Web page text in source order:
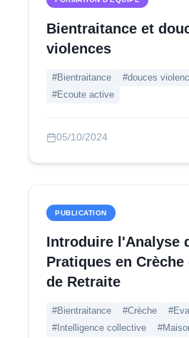
Bientraitance et
violences
#Bientraitance
#douces
#Ecoute active
05/10/2024
PUBLICATION
Introduire l'Analyse
Pratiques en Crèche
de Retraite
#Bientraitance #Crèche
#Intelligence collective